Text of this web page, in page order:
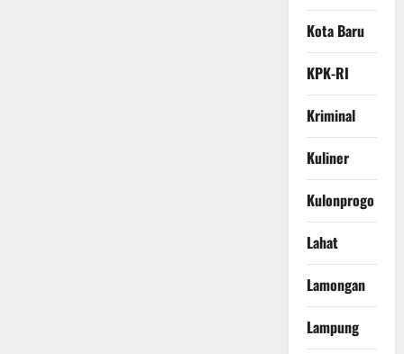
Kota Baru
KPK-RI
Kriminal
Kuliner
Kulonprogo
Lahat
Lamongan
Lampung